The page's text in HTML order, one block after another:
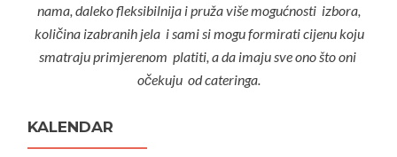
nama, daleko fleksibilnija i pruža više mogućnosti izbora,
količina izabranih jela i sami si mogu formirati cijenu koju
smatraju primjerenom platiti, a da imaju sve ono što oni
očekuju od cateringa.
KALENDAR